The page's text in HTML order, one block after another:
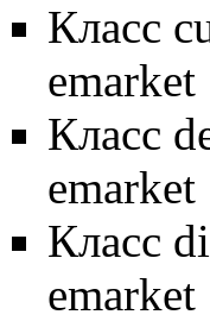
Класс
emarket
Класс
emarket
Класс
emarket